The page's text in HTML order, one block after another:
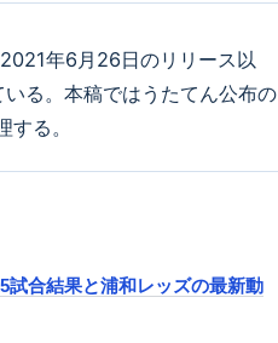
年6月26日のリリース以
る。本稿ではうたてん公布の
る。
試合結果と浦和レッズの最新動